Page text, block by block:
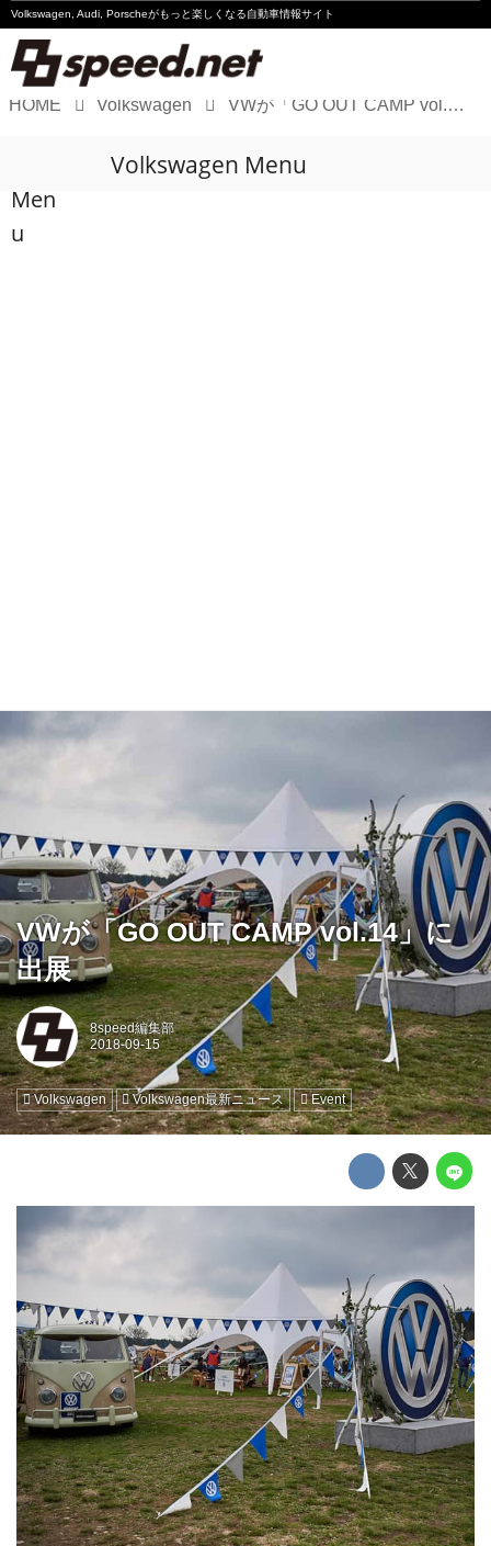
Volkswagen, Audi, Porscheがもっと楽しくなる自動車情報サイト
Audi
HOME Volkswagen VWが「GO OUT CAMP vol.14」に出展
Men
u
Volkswagen Menu
VWが「GO OUT CAMP vol.14」に
出展
8speed編集部
Volkswagen Volkswagen最新ニュース Event